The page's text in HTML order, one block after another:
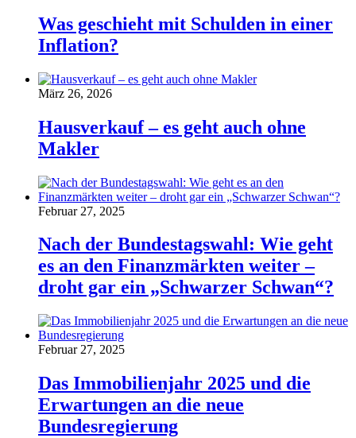
Was geschieht mit Schulden in einer
Inflation?
März 26, 2026
Hausverkauf – es geht auch ohne
Makler
Februar 27, 2025
Nach der Bundestagswahl: Wie geht
es an den Finanzmärkten weiter –
droht gar ein „Schwarzer Schwan“?
Februar 27, 2025
Das Immobilienjahr 2025 und die
Erwartungen an die neue
Bundesregierung